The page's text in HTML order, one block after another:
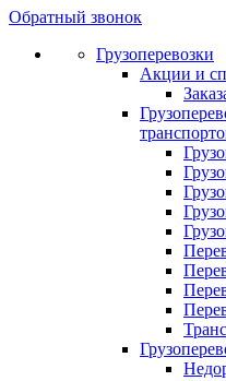
Обратный звонок
Грузоперевозки
Акции и